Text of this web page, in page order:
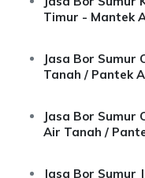
Timur - Mantek
Jasa Bor
Tanah / Pantek
Jasa Bor Sumur
Air Tanah /
Jasa Bor Sumur